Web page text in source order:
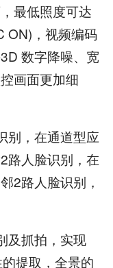
最低照度可达
ON)，视频编码
数字降噪、宽
画面更加细
，在通道型应
路人脸识别，在
2路人脸识别，
抓拍，实现
提取，全景的